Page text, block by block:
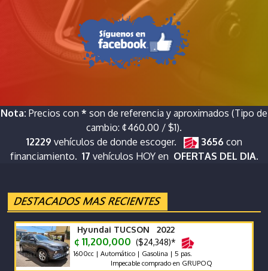
Nota: Precios con * son de referencia y aproximados (Tipo de
cambio: ¢460.00 / $1).
12229 vehículos de donde escoger. 3656 con
financiamiento. 17 vehículos HOY en OFERTAS DEL DIA.
Hyundai TUCSON 2022
¢ 11,200,000 ($24,348)*
1600cc | Automático | Gasolina | 5 pas.
Impecable comprado en GRUPOQ